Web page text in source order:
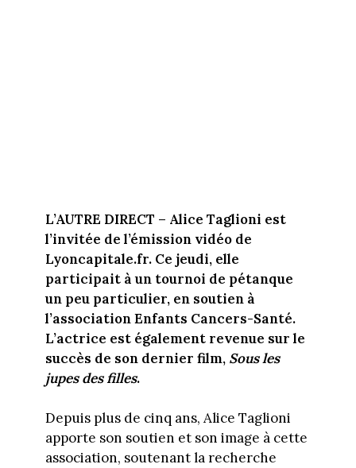
L’AUTRE DIRECT – Alice Taglioni est
l’invitée de l’émission vidéo de
Lyoncapitale.fr. Ce jeudi, elle
participait à un tournoi de pétanque
un peu particulier, en soutien à
l’association Enfants Cancers-Santé.
L’actrice est également revenue sur le
succès de son dernier film, Sous les
jupes des filles.
Depuis plus de cinq ans, Alice Taglioni
apporte son soutien et son image à cette
association, soutenant la recherche